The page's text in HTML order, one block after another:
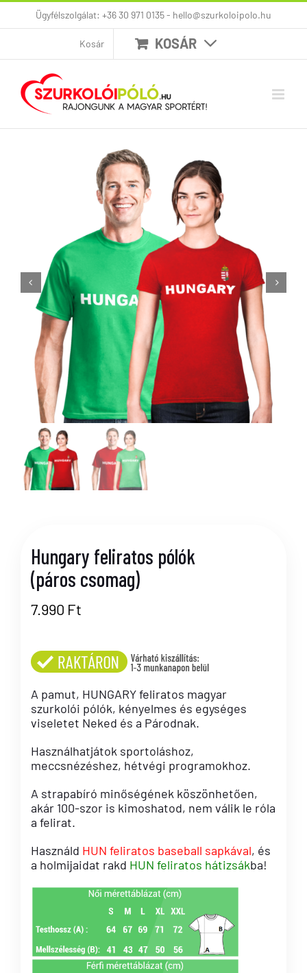
KihagyásÜgyfélszolgálat: +36 30 971 0135 - hello@szurkoloipolo.hu
Kosár KOSÁR
 
Hungary feliratos pólók
(páros csomag)
7.990 Ft
A pamut, HUNGARY feliratos magyar
szurkolói pólók, kényelmes és egységes
viseletet Neked és a Párodnak.
Használhatjátok sportoláshoz,
meccsnézéshez, hétvégi programokhoz.
A strapabíró minőségének köszönhetően,
akár 100-szor is kimoshatod, nem válik le róla
a felirat.
Használd HUN feliratos baseball sapkával, és
a holmijaidat rakd HUN feliratos hátizsákba!